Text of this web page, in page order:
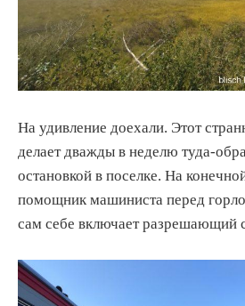
На удивление доехали. Этот
делает дважды в неделю туда-
остановкой в поселке. На
помощник машиниста перед
сам себе включает разрешающий